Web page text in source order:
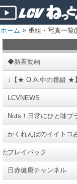
ホーム > 番組・写真一覧
◆新着動画
↓【★ O.A.中の番組 ★
LCVNEWS
Nuts！日常にひと味プ
かくれんぼのイイトコ
たプレイバック
日赤健康チャンネル